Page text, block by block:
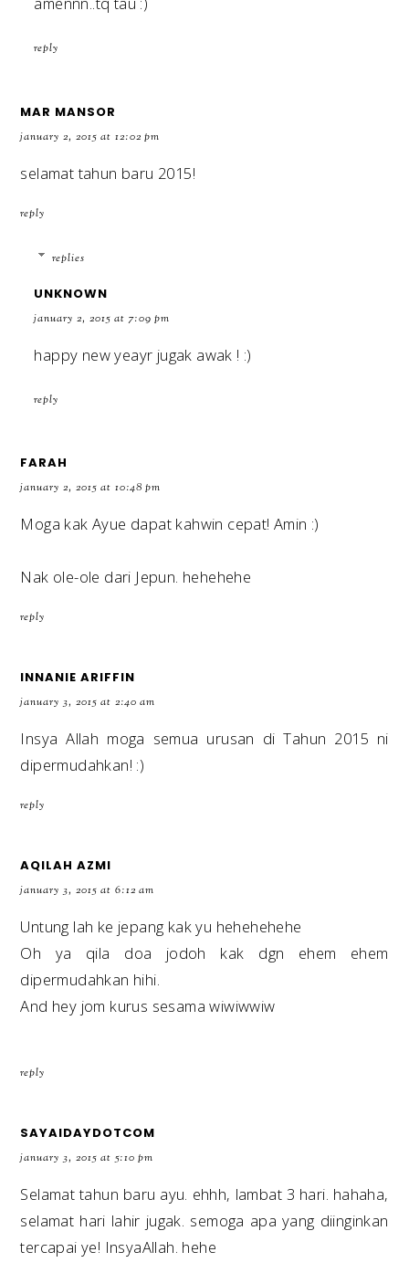
reply
MAR MANSOR
january 2, 2015 at 12:02 pm
selamat tahun baru 2015!
reply
replies
UNKNOWN
january 2, 2015 at 7:09 pm
happy new yeayr jugak awak ! :)
reply
FARAH
january 2, 2015 at 10:48 pm
Moga kak Ayue dapat kahwin cepat! Amin :)
Nak ole-ole dari Jepun. hehehehe
reply
INNANIE ARIFFIN
january 3, 2015 at 2:40 am
Insya Allah moga semua urusan di Tahun 2015 ni
dipermudahkan! :)
reply
AQILAH AZMI
january 3, 2015 at 6:12 am
Untung lah ke jepang kak yu hehehehehe
Oh ya qila doa jodoh kak dgn ehem ehem
dipermudahkan hihi.
And hey jom kurus sesama wiwiwwiw
reply
SAYAIDAYDOTCOM
january 3, 2015 at 5:10 pm
Selamat tahun baru ayu. ehhh, lambat 3 hari. hahaha,
selamat hari lahir jugak. semoga apa yang diinginkan
tercapai ye! InsyaAllah. hehe